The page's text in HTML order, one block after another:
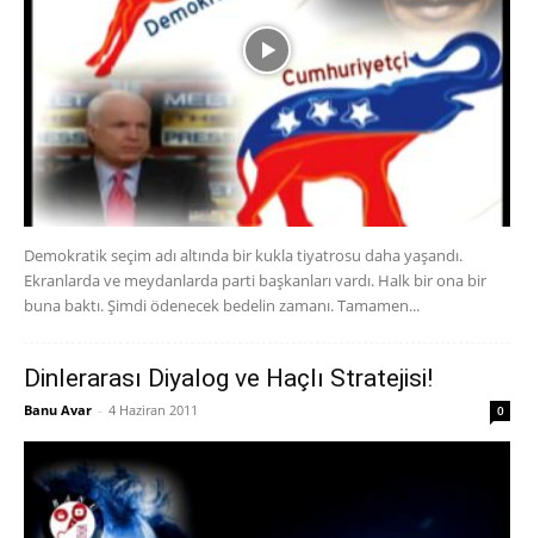
Demokratik seçim adı altında bir kukla tiyatrosu daha yaşandı.
Ekranlarda ve meydanlarda parti başkanları vardı. Halk bir ona bir
buna baktı. Şimdi ödenecek bedelin zamanı. Tamamen...
Dinlerarası Diyalog ve Haçlı Stratejisi!
Banu Avar - 4 Haziran 2011 0